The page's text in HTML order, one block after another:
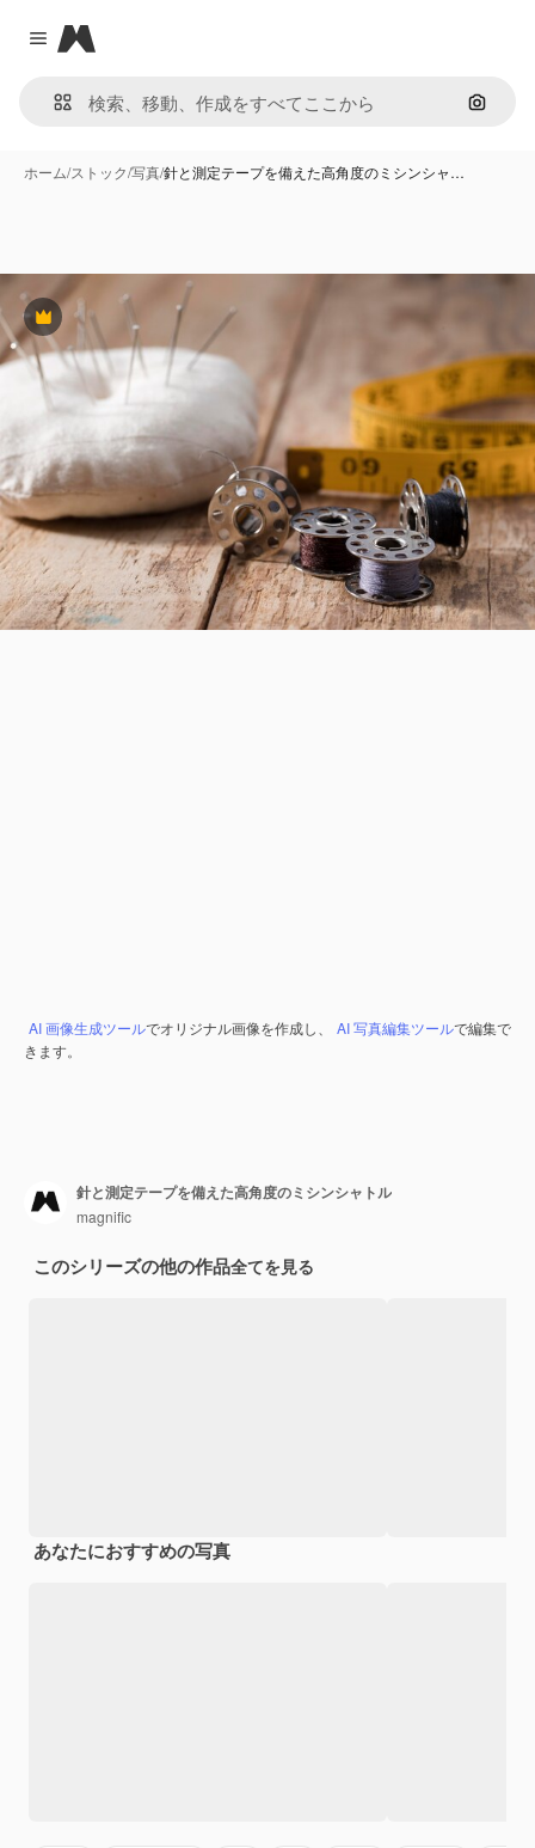
Close menu
Magnific
画像で
ホーム/ストック/写真/針と測定テープを備えた高角度のミシンシャ…
Premium
AI 画像生成ツールでオリジナル画像を作成し、 AI 写真編集ツールで編集で
きます。
針と測定テープを備えた高角度のミシンシャトル
magnific
このシリーズの他の作品全てを見る
あなたにおすすめの写真